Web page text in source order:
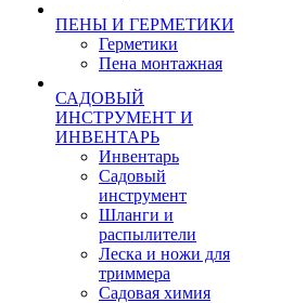
ПЕНЫ И ГЕРМЕТИКИ
Герметики
Пена монтажная
САДОВЫЙ
ИНСТРУМЕНТ И
ИНВЕНТАРЬ
Инвентарь
Садовый
инструмент
Шланги и
распылители
Леска и ножи для
триммера
Садовая химия